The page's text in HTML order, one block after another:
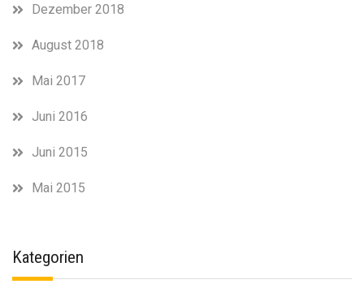
Dezember 2018
August 2018
Mai 2017
Juni 2016
Juni 2015
Mai 2015
Kategorien